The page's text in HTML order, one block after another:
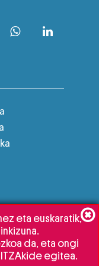
eta euskaratik,
da, eta ongi
egitea.